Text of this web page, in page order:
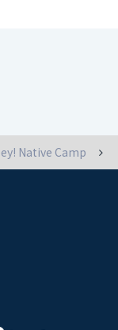
Native Camp